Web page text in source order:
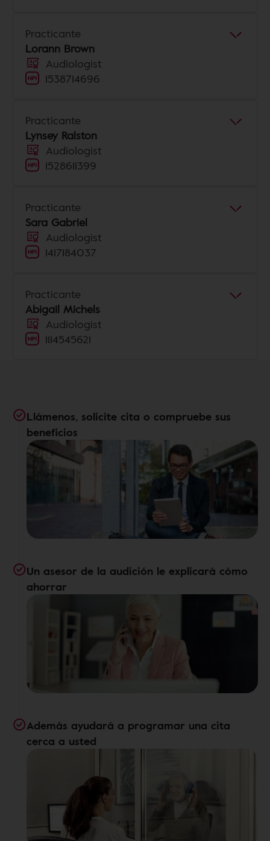
Practicante
Lorann Brown
Audiologist
1538714696
Practicante
Lynsey Ralston
Audiologist
1528611399
Practicante
Sara Gabriel
Audiologist
1417184037
Practicante
Abigail Michels
Audiologist
1114545621
Llámenos, solicite cita o compruebe sus
beneficios
Un asesor de la audición le explicará cómo
ahorrar
Además ayudará a programar una cita
cerca a usted